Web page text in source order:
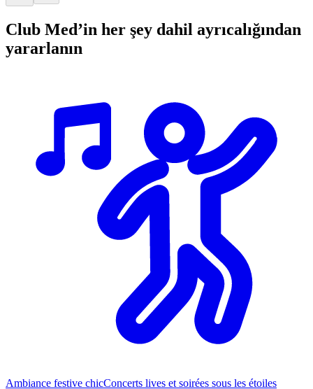
Club Med’in her şey dahil ayrıcalığından
yararlanın
Ambiance festive chicConcerts lives et soirées sous les étoiles